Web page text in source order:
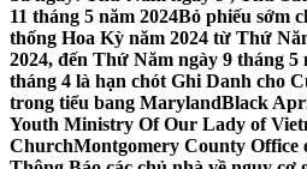
11 tháng 5 năm 2024Bỏ phiếu sớm
thống Hoa Kỳ năm 2024 từ Thứ
2024, đến Thứ Năm ngày 9 tháng 5
tháng 4 là hạn chót Ghi Danh cho
trong tiểu bang MarylandBlack
Youth Ministry Of Our Lady of
ChurchMontgomery County Office